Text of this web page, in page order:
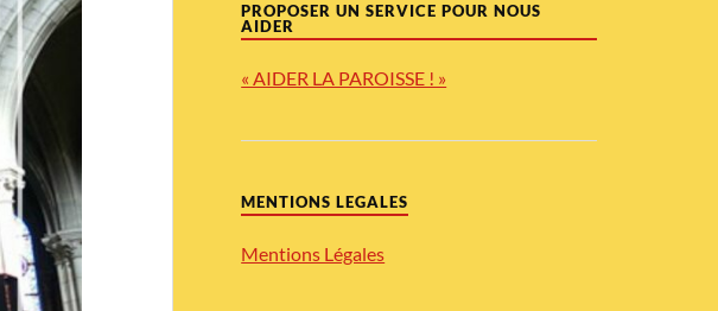
PROPOSER UN SERVICE POUR NOUS
AIDER
« AIDER LA PAROISSE ! »
MENTIONS LEGALES
Mentions Légales